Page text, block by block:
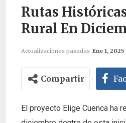
Rutas
Rural En
Actualizaciones pasadas Ene 1, 2025
Compartir
El proyecto Elige Cuenca ha